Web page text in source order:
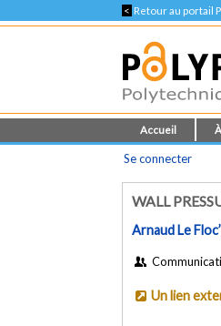
< Retour au portail
Accueil
Se connecter
WALL
Arnaud Le
Un lien